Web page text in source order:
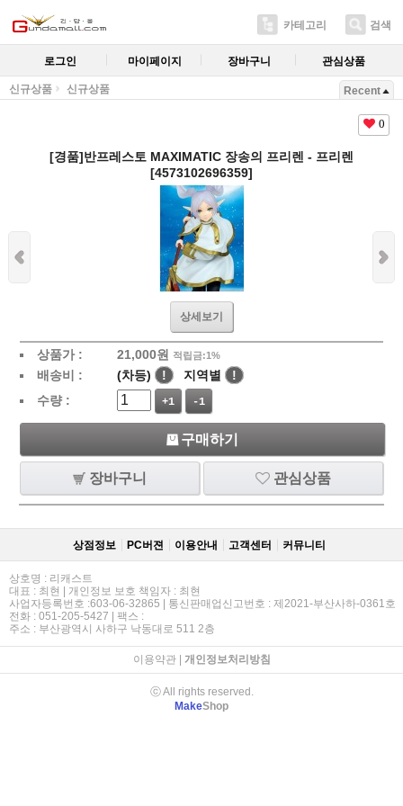
카테고리 검색
로그인 마이페이지 장바구니 관심상품
신규상품 신규상품 Recent
0
[경품]반프레스토 MAXIMATIC 장송의 프리렌 - 프리렌
[4573102696359]
상세보기
상품가 : 21,000원 적립금:1%
배송비 : (차등) ! 지역별
!
수량 :
+1 -1
구매하기
장바구니 관심상품
상점정보 PC버젼 이용안내 고객센터 커뮤니티
상호명 : 리캐스트
대표 : 최현 | 개인정보 보호 책임자 : 최현
사업자등록번호 :603-06-32865 | 통신판매업신고번호 : 제2021-부산사하-0361호
전화 : 051-205-5427 | 팩스 :
주소 : 부산광역시 사하구 낙동대로 511 2층
이용약관| 개인정보처리방침
ⓒ All rights reserved.
MakeShop